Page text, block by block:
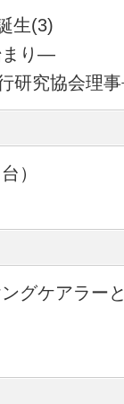
生(3)
まり―
研究協会理
）
グケアラー